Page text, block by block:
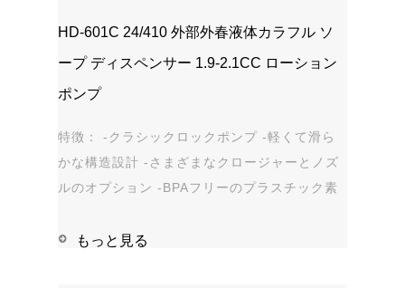
HD-601C 24/410 外部外春液体カラフル ソ
ープ ディスペンサー 1.9-2.1CC ローション
ポンプ
特徴： -クラシックロックポンプ -軽くて滑ら
かな構造設計 -さまざまなクロージャーとノズ
ルのオプション -BPAフリーのプラスチック素
石鹸、シャンプー、シャワージェル -パーソナ
もっと見る